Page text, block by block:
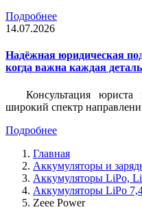
Подробнее
14.07.2026
Надёжная юридическая
когда важна каждая деталь
Консультация юриста
широкий спектр
Подробнее
Главная
Аккумуляторы и
Аккумуляторы LiPo,
Аккумуляторы LiPo
Zeee Power